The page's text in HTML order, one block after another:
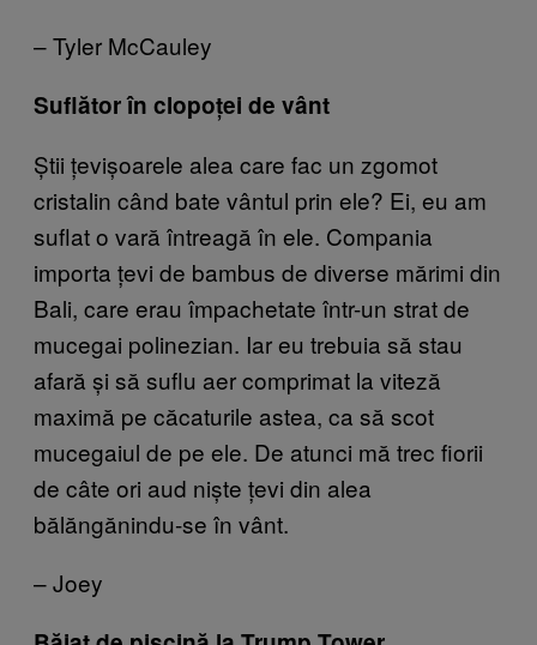
– Tyler McCauley
Suflător în clopoței de vânt
Știi țevișoarele alea care fac un zgomot
cristalin când bate vântul prin ele? Ei, eu am
suflat o vară întreagă în ele. Compania
importa țevi de bambus de diverse mărimi din
Bali, care erau împachetate într-un strat de
mucegai polinezian. Iar eu trebuia să stau
afară și să suflu aer comprimat la viteză
maximă pe căcaturile astea, ca să scot
mucegaiul de pe ele. De atunci mă trec fiorii
de câte ori aud niște țevi din alea
bălăngănindu-se în vânt.
– Joey